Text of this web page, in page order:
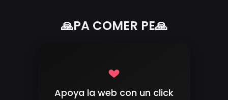
🙏PA COMER PE🙏
Apoya la web con un click